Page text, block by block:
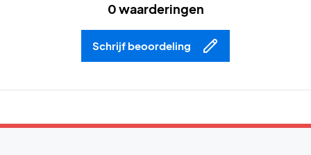
0 waarderingen
Schrijf beoordeling